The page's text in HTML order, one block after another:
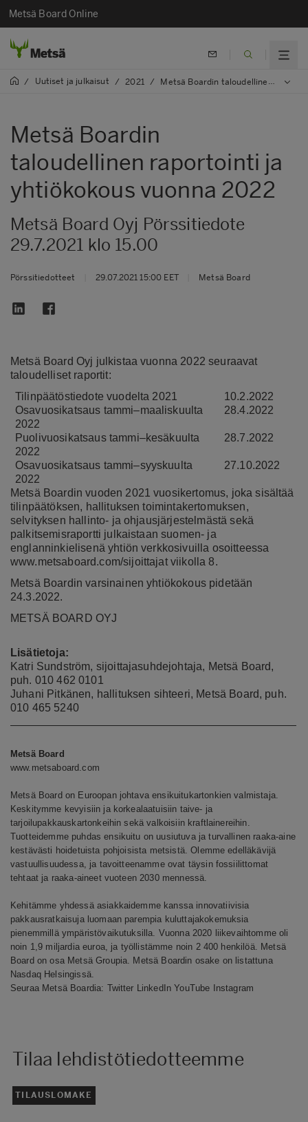
Metsä Board Online
/ Uutiset ja julkaisut / 2021 / Metsä Boardin taloudellinen raportointi ja yhtiökokous vuonna 2022
Metsä Boardin
taloudellinen raportointi ja
yhtiökokous vuonna 2022
Metsä Board Oyj Pörssitiedote
29.7.2021 klo 15.00
Pörssitiedotteet 29.07.2021 15:00 EET Metsä Board
Metsä Board Oyj julkistaa vuonna 2022 seuraavat
taloudelliset raportit:
Tilinpäätöstiedote vuodelta 2021
10.2.2022
Osavuosikatsaus tammi–maaliskuulta
2022
28.4.2022
Puolivuosikatsaus tammi–kesäkuulta
2022
28.7.2022
Osavuosikatsaus tammi–syyskuulta
2022
27.10.2022
Metsä Boardin vuoden 2021 vuosikertomus, joka sisältää
tilinpäätöksen, hallituksen toimintakertomuksen,
selvityksen hallinto- ja ohjausjärjestelmästä sekä
palkitsemisraportti julkaistaan suomen- ja
englanninkielisenä yhtiön verkkosivuilla osoitteessa
www.metsaboard.com/sijoittajat viikolla 8.
Metsä Boardin varsinainen yhtiökokous pidetään
24.3.2022.
METSÄ BOARD OYJ
Lisätietoja:
Katri Sundström, sijoittajasuhdejohtaja, Metsä Board,
puh. 010 462 0101
Juhani Pitkänen, hallituksen sihteeri, Metsä Board, puh.
010 465 5240
Metsä Board
www.metsaboard.com
Metsä Board on Euroopan johtava ensikuitukartonkien valmistaja.
Keskitymme kevyisiin ja korkealaatuisiin taive- ja
tarjoilupakkauskartonkeihin sekä valkoisiin kraftlainereihin.
Tuotteidemme puhdas ensikuitu on uusiutuva ja turvallinen raaka-aine
kestävästi hoidetuista pohjoisista metsistä. Olemme edelläkävijä
vastuullisuudessa, ja tavoitteenamme ovat täysin fossiilittomat
tehtaat ja raaka-aineet vuoteen 2030 mennessä.
Kehitämme yhdessä asiakkaidemme kanssa innovatiivisia
pakkausratkaisuja luomaan parempia kuluttajakokemuksia
pienemmillä ympäristövaikutuksilla. Vuonna 2020 liikevaihtomme oli
noin 1,9 miljardia euroa, ja työllistämme noin 2 400 henkilöä. Metsä
Board on osa Metsä Groupia. Metsä Boardin osake on listattuna
Nasdaq Helsingissä.
Seuraa Metsä Boardia: Twitter LinkedIn YouTube Instagram
Tilaa lehdistötiedotteemme
TILAUSLOMAKE